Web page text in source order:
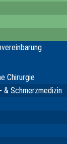
Chirurgie
Schmerzmedizin